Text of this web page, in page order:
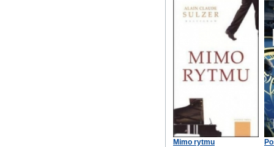
Mimo rytmu